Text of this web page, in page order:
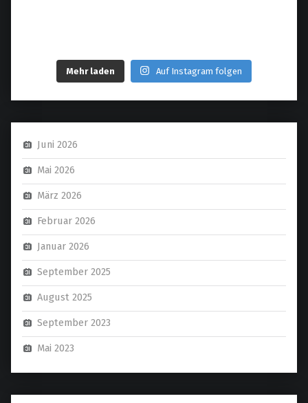
Mehr laden Auf Instagram folgen
Juni 2026
Mai 2026
März 2026
Februar 2026
Januar 2026
September 2025
August 2025
September 2023
Mai 2023